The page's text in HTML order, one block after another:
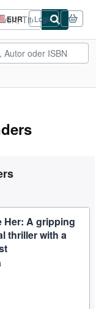
EUR
Seite
der
Einkaufseinstellungen.
Login
Her: A gripping
thriller with a